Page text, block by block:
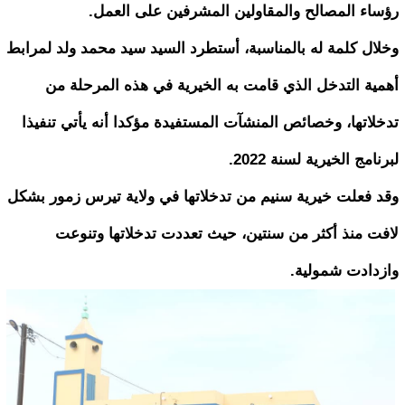
رؤساء المصالح والمقاولين المشرفين على العمل.
وخلال كلمة له بالمناسبة، أستطرد السيد سيد محمد ولد لمرابط
أهمية التدخل الذي قامت به الخيرية في هذه المرحلة من
تدخلاتها، وخصائص المنشآت المستفيدة مؤكدا أنه يأتي تنفيذا
لبرنامج الخيرية لسنة 2022.
وقد فعلت خيرية سنيم من تدخلاتها في ولاية تيرس زمور بشكل
لافت منذ أكثر من سنتين، حيث تعددت تدخلاتها وتنوعت
وازدادت شمولية.